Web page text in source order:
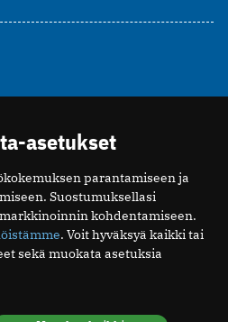
asetukset
parantamiseen ja
Suostumuksellasi
kohdentamiseen.
. Voit hyväksyä kaikki tai
sekä muokata asetuksia